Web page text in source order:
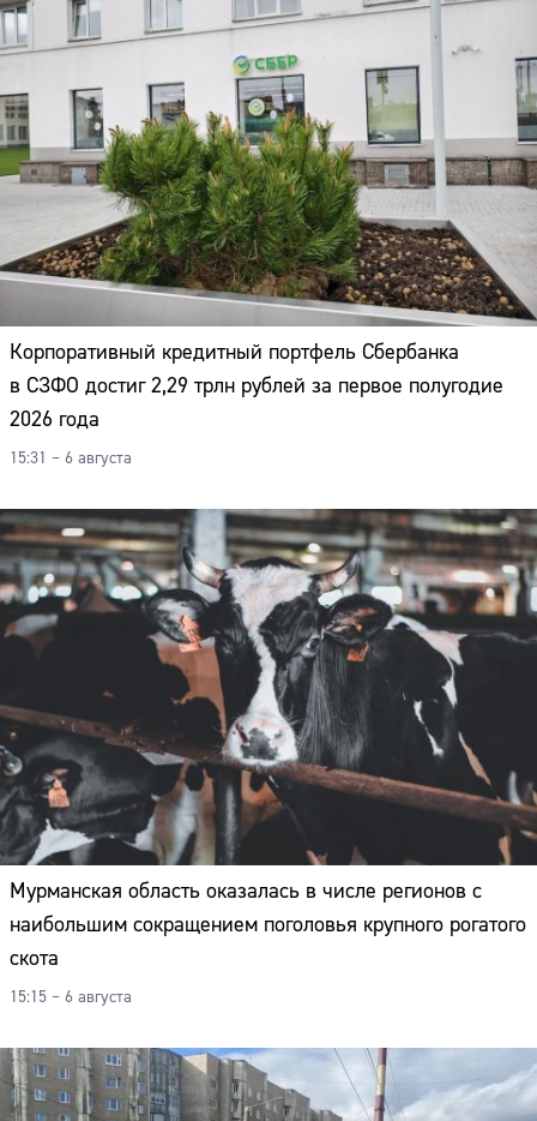
Корпоративный кредитный портфель Сбербанка
в СЗФО достиг 2,29 трлн рублей за первое полугодие
2026 года
15:31 – 6 августа
Мурманская область оказалась в числе регионов с
наибольшим сокращением поголовья крупного рогатого
скота
15:15 – 6 августа